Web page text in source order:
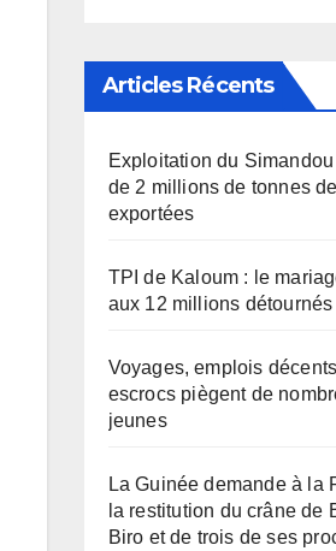
Articles Récents
Exploitation du
de 2 millions de tonnes
exportées
TPI de Kaloum : le
aux 12 millions détournés
Voyages, emplois
escrocs piègent de
jeunes
La Guinée demande à la
la restitution du crâne de
Biro et de trois de ses